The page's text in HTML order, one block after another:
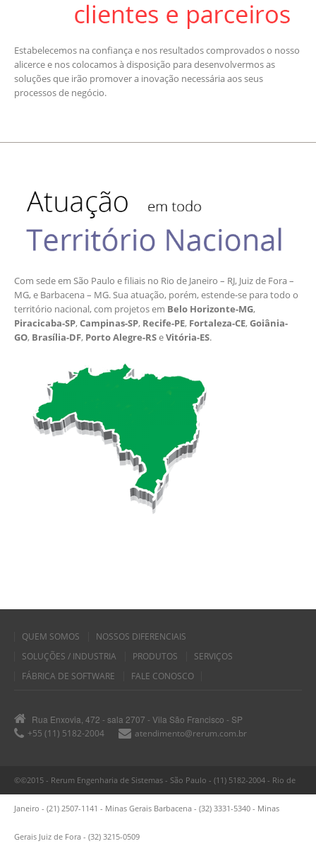
Estabelecemos na confiança e nos resultados comprovados o nosso
alicerce e nos colocamos à disposição para desenvolvermos as
soluções que irão promover a inovação necessária aos seus
processos de negócio.
Com sede em São Paulo e filiais no Rio de Janeiro – RJ, Juiz de Fora –
MG, e Barbacena – MG. Sua atuação, porém, estende-se para todo o
território nacional, com projetos em Belo Horizonte-MG,
Piracicaba-SP,Campinas-SP, Recife-PE, Fortaleza-CE,Goiânia-
GO, Brasília-DF, Porto Alegre-RSeVitória-ES.
QUEM SOMOS
NOSSOS DIFERENCIAIS
SOLUÇÕES / INDUSTRIA
PRODUTOS
SERVIÇOS
FÁBRICA DE SOFTWARE
FALE CONOSCO
Rua Enxovia, 472 - sala 2707 - Vila São Francisco - SP
+55 (11) 5182-2004
atendimento@rerum.com.br
©©2015 - Rerum Engenharia de Sistemas - São Paulo - (11) 5182-2004 - Rio de
Janeiro - (21) 2507-1141 - Minas Gerais Barbacena - (32) 3331-5340 - Minas
Gerais Juiz de Fora - (32) 3215-0509